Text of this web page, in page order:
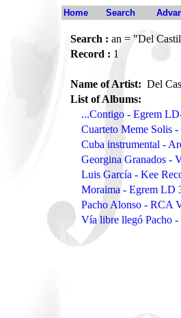
Home Search
Search : an = "Del
Record : 1
Name of Artist: Del
List of Albums:
...Contigo - Egrem
Cuarteto Meme Solis
Cuba instrumental -
Georgina Granados -
Luis García - Kee
Moraima - Egrem LD
Pacho Alonso - RCA
Vía libre llegó Pacho